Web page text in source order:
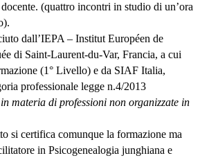
(quattro incontri in studio di un’ora
dall’IEPA – Institut Européen de
di Saint-Laurent-du-Var, Francia, a cui
(1° Livello) e da SIAF Italia,
professionale legge n.4/2013
materia di professioni non organizzate in
si certifica comunque la formazione ma
in Psicogenealogia junghiana e